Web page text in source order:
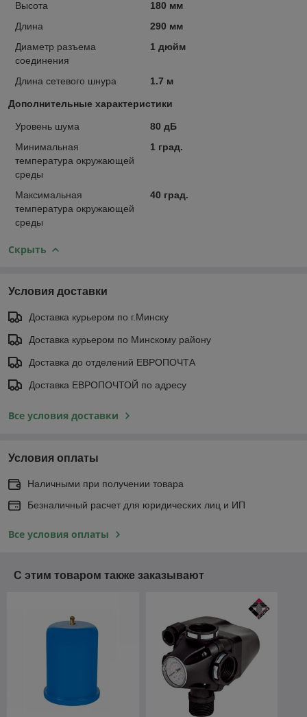
Высота
180 мм
Длина
290 мм
Диаметр разъема
соединения
1 дюйм
Длина сетевого шнура 1.7 м
Дополнительные характеристики
Уровень шума
80 дБ
Минимальная
температура окружающей
среды
1 град.
Максимальная
температура окружающей
среды
40 град.
Скрыть
Условия доставки
Доставка курьером по г.Минску
Доставка курьером по Минскому району
Доставка до отделений ЕВРОПОЧТА
Доставка ЕВРОПОЧТОЙ по адресу
Все условия доставки
Условия оплаты
Наличными при получении товара
Безналичный расчет для юридических лиц и ИП
Все условия оплаты
С этим товаром также заказывают